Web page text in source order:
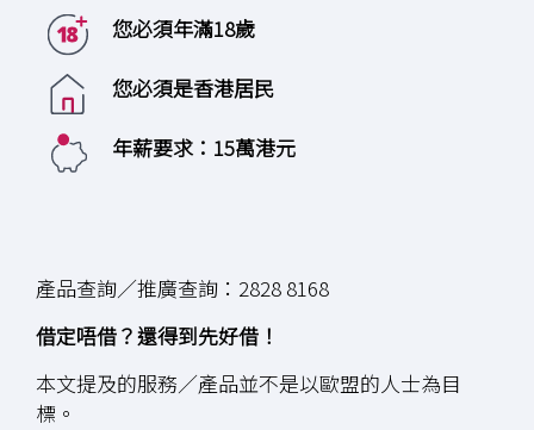
您必須年滿18歲
您必須是香港居民
年薪要求：15萬港元
產品查詢／推廣查詢：2828 8168
借定唔借？還得到先好借！
本文提及的服務／產品並不是以歐盟的人士為目
標。